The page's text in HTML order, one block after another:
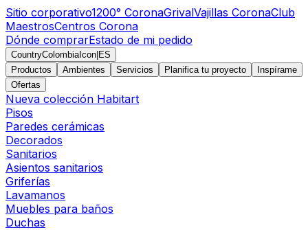
Sitio corporativo1200° CoronaGrivalVajillas CoronaClub
MaestrosCentros Corona
Dónde comprarEstado de mi pedido
CountryColombiaIcon ES
Productos
Ambientes Servicios Planifica tu proyecto
Inspírame
Ofertas
Nueva colección Habitart
Pisos
Paredes cerámicas
Decorados
Sanitarios
Asientos sanitarios
Griferías
Lavamanos
Muebles para baños
Duchas